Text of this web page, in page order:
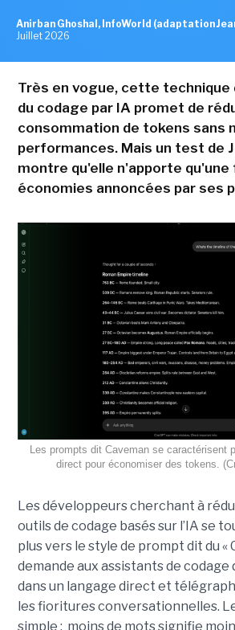
Anirban Ghoshal, InfoWorld (adaptation
Juillet 2026
Très en vogue, cette technique
du codage par IA promet de
consommation de tokens sans
performances. Mais un test de
montre qu'elle n'apporte
économies annoncées par ses
Les prompts dit Caveman se caractérisent
direct pour économiser des tokens.
Les développeurs cherchant à
outils de codage basés sur l’IA se
plus vers le style de prompt dit du «
demande aux assistants de codage
dans un langage direct et
les fioritures conversationnelles.
simple : moins de mots signifie